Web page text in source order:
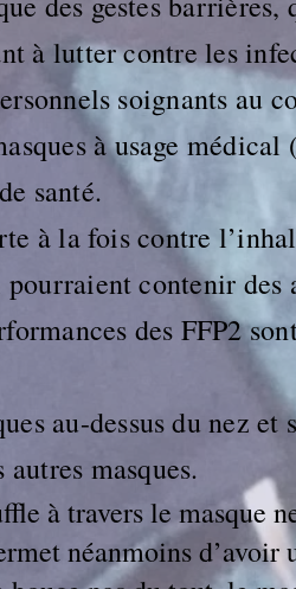
à lutter contre les
soignants au
à usage
santé.
à la fois contre
contenir des
des FFP2
au-dessus du nez
masques.
à travers le masque
néanmoins d’avoir